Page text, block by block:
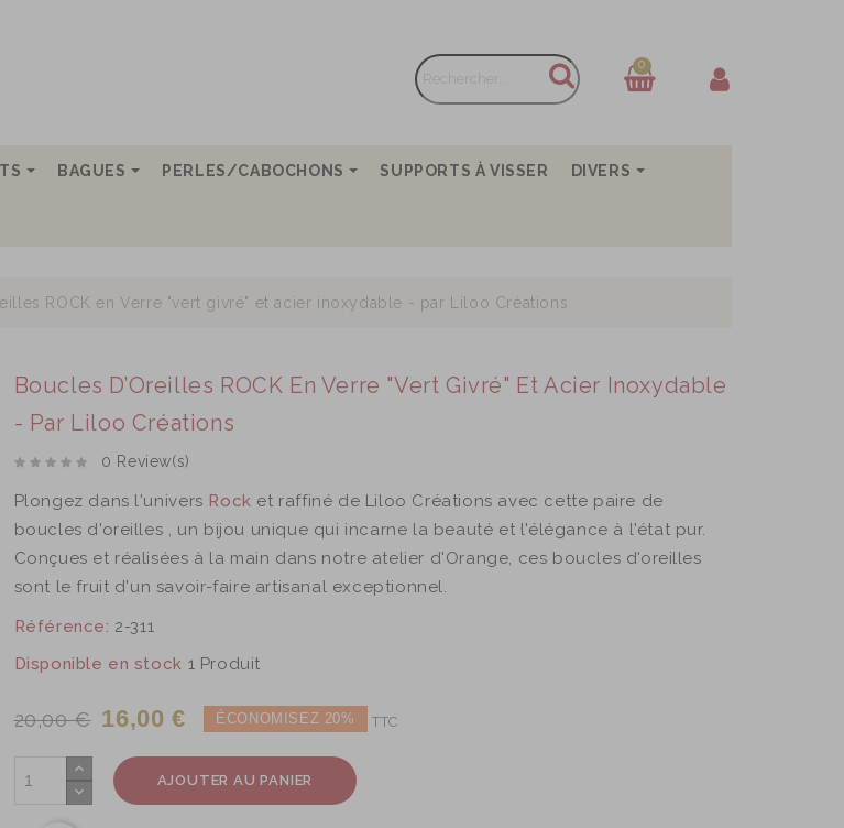
0
BAGUES PERLES/CABOCHONS SUPPORTS À VISSER DIVERS
ROCK en Verre "vert givré" et acier inoxydable - par Liloo Créations
Boucles D’Oreilles ROCK En Verre "vert Givré" Et Acier Inoxydable
- Par Liloo Créations
0 Review(s)
Plongez dans l'univers Rock et raffiné de Liloo Créations avec cette paire de
boucles d'oreilles , un bijou unique qui incarne la beauté et l'élégance à l'état pur.
Conçues et réalisées à la main dans notre atelier d'Orange, ces boucles d'oreilles
sont le fruit d'un savoir-faire artisanal exceptionnel.
Référence: 2-311
Disponible en stock 1 Produit
20,00 € 16,00 € ÉCONOMISEZ 20% TTC
AJOUTER AU PANIER